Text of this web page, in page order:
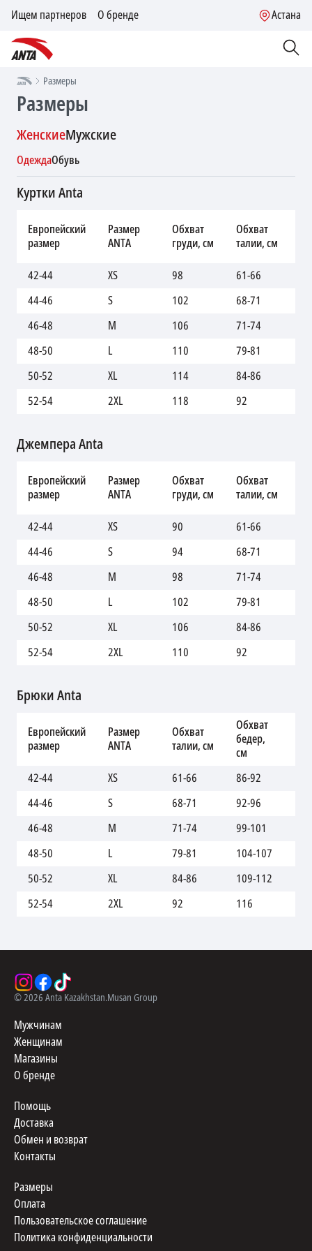
Ищем партнеров О бренде Астана
Размеры
Размеры
ЖенскиеМужские
ОдеждаОбувь
Куртки Anta
Европейский
размер
Размер
ANTA
Обхват
груди, см
Обхват
талии, см
42-44
XS 98 61-66
44-46
S 102 68-71
46-48
M 106 71-74
48-50
L 110 79-81
50-52
XL 114 84-86
52-54
2XL 118 92
Джемпера Anta
Европейский
размер
Размер
ANTA
Обхват
груди, см
Обхват
талии, см
42-44
XS 90 61-66
44-46
S 94 68-71
46-48
M 98 71-74
48-50
L 102 79-81
50-52
XL 106 84-86
52-54
2XL 110 92
Брюки Anta
Европейский
размер
Размер
ANTA
Обхват
талии, см
Обхват
бедер,
см
42-44
XS 61-66 86-92
44-46
S 68-71 92-96
46-48
M 71-74 99-101
48-50
L 79-81 104-107
50-52
XL 84-86 109-112
52-54
2XL 92 116
©2026 Anta Kazakhstan.Musan Group
Мужчинам
Женщинам
Магазины
О бренде
Помощь
Доставка
Обмен и возврат
Контакты
Размеры
Оплата
Пользовательское соглашение
Политика конфиденциальности